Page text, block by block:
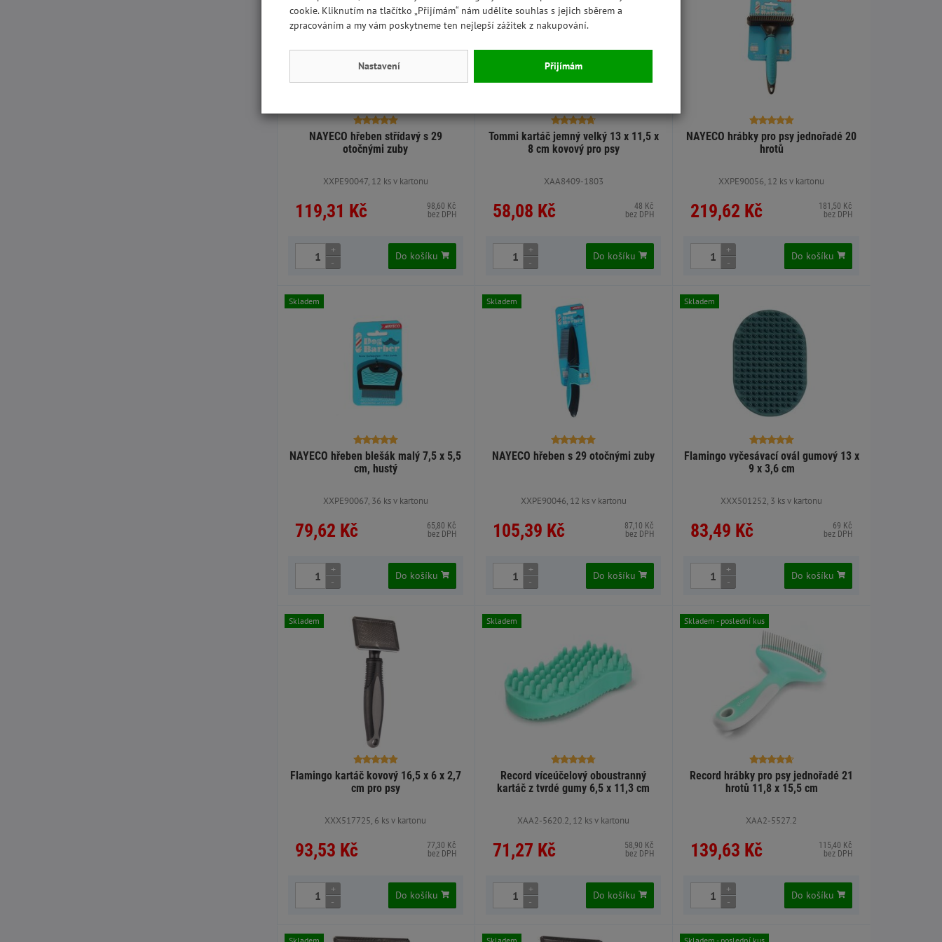
NAYECO hřeben střídavý s 29
otočnými zuby
XXPE90047, 12 ks v kartonu
119,31 Kč
98,60 Kč
bez DPH
+
-
Do košíku
Tommi kartáč jemný velký 13 x 11,5 x
8 cm kovový pro psy
XAA8409-1803
58,08 Kč
48 Kč
bez DPH
+
-
Do košíku
NAYECO hrábky pro psy jednořadé 20
hrotů
XXPE90056, 12 ks v kartonu
219,62 Kč
181,50 Kč
bez DPH
+
-
Do košíku
NAYECO hřeben blešák malý 7,5 x 5,5
cm, hustý
XXPE90067, 36 ks v kartonu
79,62 Kč
65,80 Kč
bez DPH
Skladem
+
-
Do košíku
NAYECO hřeben s 29 otočnými zuby
XXPE90046, 12 ks v kartonu
105,39 Kč
87,10 Kč
bez DPH
Skladem
+
-
Do košíku
Flamingo vyčesávací ovál gumový 13 x
9 x 3,6 cm
XXX501252, 3 ks v kartonu
83,49 Kč
69 Kč
bez DPH
Skladem
+
-
Do košíku
Flamingo kartáč kovový 16,5 x 6 x 2,7
cm pro psy
XXX517725, 6 ks v kartonu
93,53 Kč
77,30 Kč
bez DPH
Skladem
+
-
Do košíku
Record víceúčelový oboustranný
kartáč z tvrdé gumy 6,5 x 11,3 cm
XAA2-5620.2, 12 ks v kartonu
71,27 Kč
58,90 Kč
bez DPH
Skladem
+
-
Do košíku
Record hrábky pro psy jednořadé 21
hrotů 11,8 x 15,5 cm
XAA2-5527.2
139,63 Kč
115,40 Kč
bez DPH
Skladem - poslední kus
+
-
Do košíku
cookie. Kliknutím na tlačítko „Přijímám“ nám udělíte souhlas s jejich sběrem a
zpracováním a my vám poskytneme ten nejlepší zážitek z nakupování.
Nastavení Přijímám